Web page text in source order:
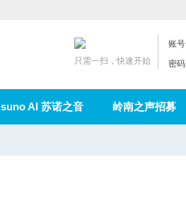
账号
密码
只需一扫，快速开始
suno AI 苏诺之音 岭南之声招募